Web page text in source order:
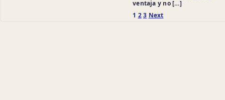
ventaja y no […]
Posts
1 23 Next